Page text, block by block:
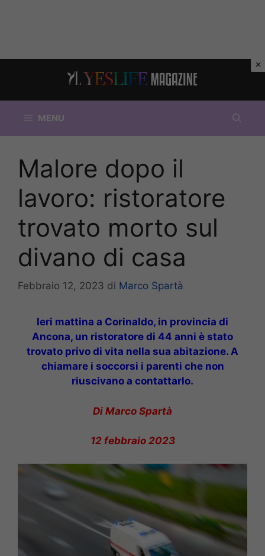
MENU
Malore dopo il
lavoro: ristoratore
trovato morto sul
divano di casa
Febbraio 12, 2023 di Marco Spartà
Ieri mattina a Corinaldo, in provincia di
Ancona, un ristoratore di 44 anni è stato
trovato privo di vita nella sua abitazione. A
chiamare i soccorsi i parenti che non
riuscivano a contattarlo.
Di Marco Spartà
12 febbraio 2023